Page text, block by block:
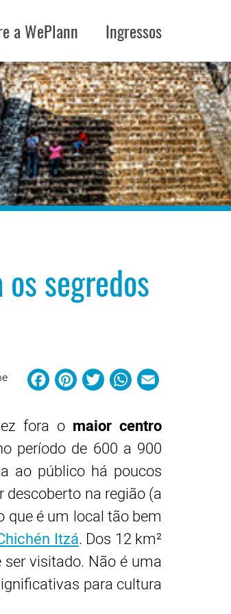
a WePlann Ingressos
segredos
Facebook
Pinterest
Twitter
fora o maior centro
período de 600 a 900
ao público há poucos
descoberto na região (a
que é um local tão bem
Itzá. Dos 12 km²
visitado. Não é uma
para cultura